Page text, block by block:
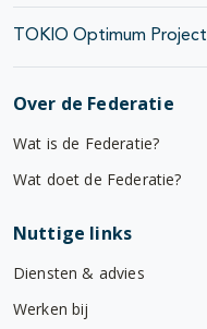
TOKIO Optimum Project
Over de Federatie
Wat is de Federatie?
Wat doet de Federatie?
Nuttige links
Diensten & advies
Werken bij